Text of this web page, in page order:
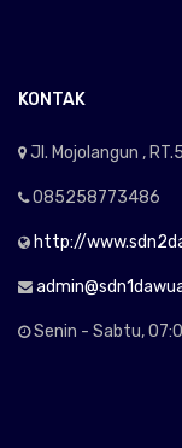
KONTAK
Jl. Mojolangun ,
085258773486
http://
Senin - Sabtu,